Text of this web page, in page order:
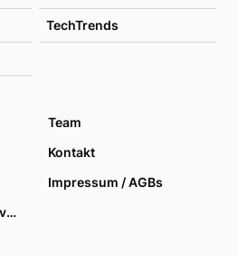
TechTrends
Team
Kontakt
Impressum / AGBs
Datenschutzoptionen verwalten